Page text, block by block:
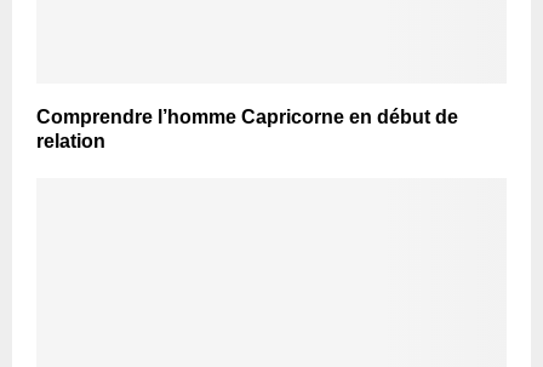
Comprendre l’homme Capricorne en début de
relation